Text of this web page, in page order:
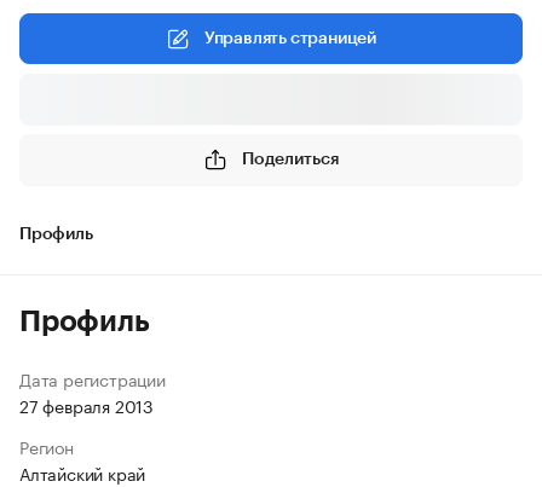
Управлять страницей
Поделиться
Профиль
Профиль
Дата регистрации
27 февраля 2013
Регион
Алтайский край